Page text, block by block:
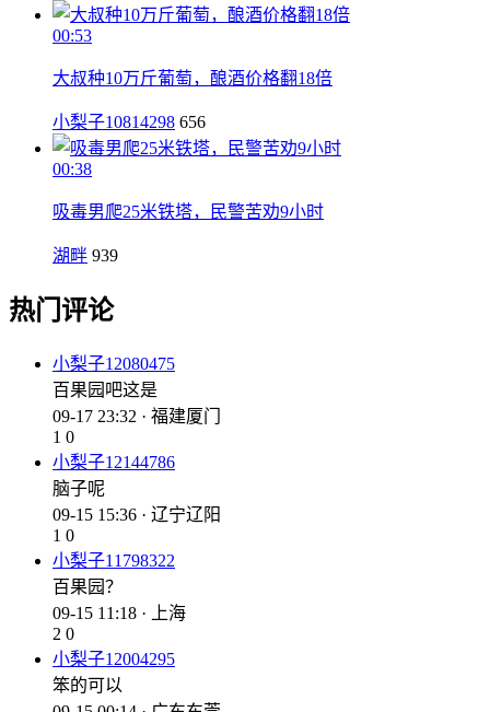
00:53
大叔种10万斤葡萄，酿酒价格翻18倍
小梨子10814298 656
00:38
吸毒男爬25米铁塔，民警苦劝9小时
湖畔 939
热门评论
小梨子12080475
百果园吧这是
09-17 23:32 · 福建厦门
1 0
小梨子12144786
脑子呢
09-15 15:36 · 辽宁辽阳
1 0
小梨子11798322
百果园？
09-15 11:18 · 上海
2 0
小梨子12004295
笨的可以